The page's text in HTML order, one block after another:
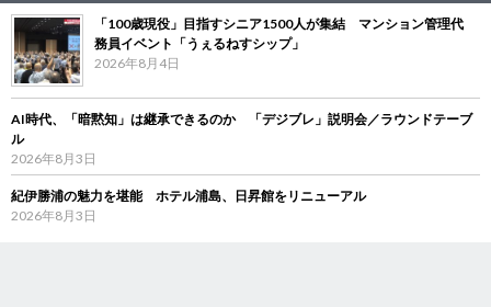
「100歳現役」目指すシニア1500人が集結 マンション管理代
務員イベント「うぇるねすシップ」
2026年8月4日
AI時代、「暗黙知」は継承できるのか 「デジブレ」説明会／ラウンドテーブ
ル
2026年8月3日
紀伊勝浦の魅力を堪能 ホテル浦島、日昇館をリニューアル
2026年8月3日